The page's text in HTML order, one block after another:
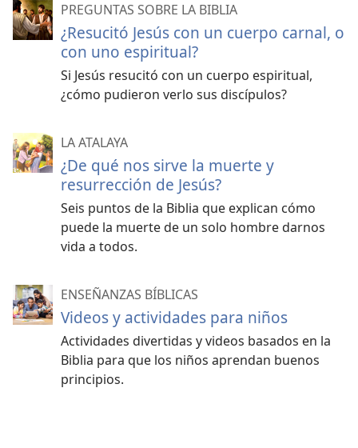
PREGUNTAS SOBRE LA BIBLIA
¿Resucitó Jesús con un cuerpo carnal, o
con uno espiritual?
Si Jesús resucitó con un cuerpo espiritual,
¿cómo pudieron verlo sus discípulos?
LA ATALAYA
¿De qué nos sirve la muerte y
resurrección de Jesús?
Seis puntos de la Biblia que explican cómo
puede la muerte de un solo hombre darnos
vida a todos.
ENSEÑANZAS BÍBLICAS
Videos y actividades para niños
Actividades divertidas y videos basados en la
Biblia para que los niños aprendan buenos
principios.